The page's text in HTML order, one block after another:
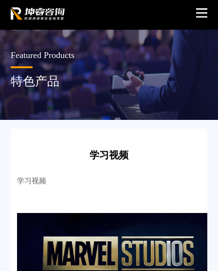
Featured Products
特色产品
学习视频
学习视频